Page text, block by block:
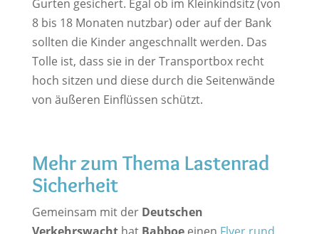
Gurten gesichert. Egal ob im Kleinkindsitz (von
8 bis 18 Monaten nutzbar) oder auf der Bank
sollten die Kinder angeschnallt werden. Das
Tolle ist, dass sie in der Transportbox recht
hoch sitzen und diese durch die Seitenwände
von äußeren Einflüssen schützt.
Mehr zum Thema Lastenrad
Sicherheit
Gemeinsam mit der Deutschen